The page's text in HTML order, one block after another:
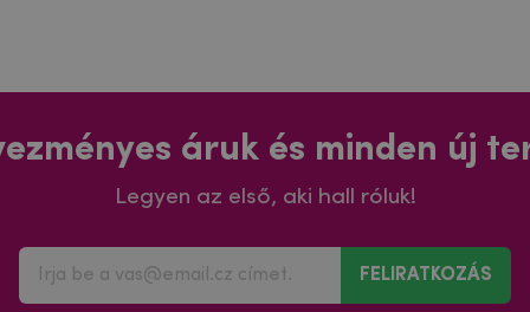
áruk és minden új
Legyen az első, aki hall róluk!
FELIRATKOZÁS